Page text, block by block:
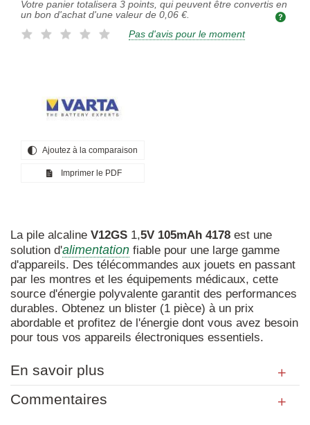
Votre panier totalisera 3 points, qui peuvent être convertis en
un bon d'achat d'une valeur de 0,06 €.
Pas d'avis pour le moment
Ajoutez à la comparaison
Imprimer le PDF
La pile alcaline V12GS 1,5V 105mAh 4178 est une
solution d'alimentation fiable pour une large gamme
d'appareils. Des télécommandes aux jouets en passant
par les montres et les équipements médicaux, cette
source d'énergie polyvalente garantit des performances
durables. Obtenez un blister (1 pièce) à un prix
abordable et profitez de l'énergie dont vous avez besoin
pour tous vos appareils électroniques essentiels.
En savoir plus
Commentaires